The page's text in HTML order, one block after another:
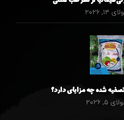
۱۴, ۲۰۲۶
شده چه مزایای دارد؟
۵, ۲۰۲۶